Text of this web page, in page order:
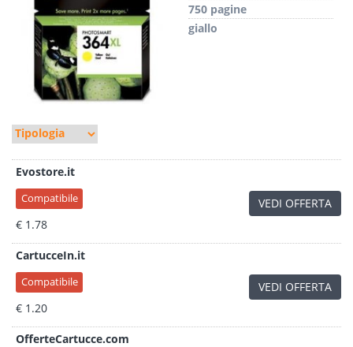
750 pagine
giallo
Evostore.it
Compatibile
€ 1.78
VEDI OFFERTA
CartucceIn.it
Compatibile
€ 1.20
VEDI OFFERTA
OfferteCartucce.com